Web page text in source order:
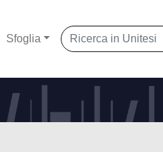
Sfoglia